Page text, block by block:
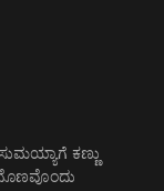
ಕಣ್ಣು